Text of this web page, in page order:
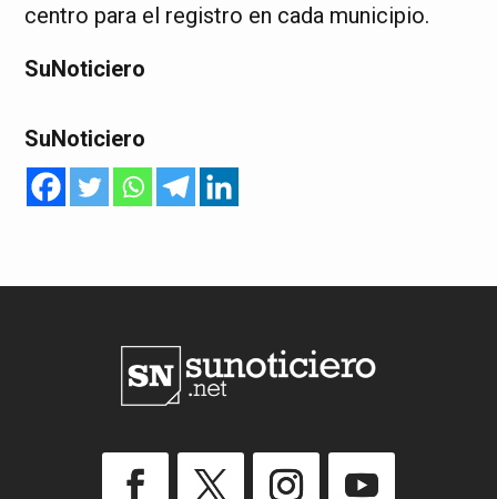
centro para el registro en cada municipio.
SuNoticiero
SuNoticiero